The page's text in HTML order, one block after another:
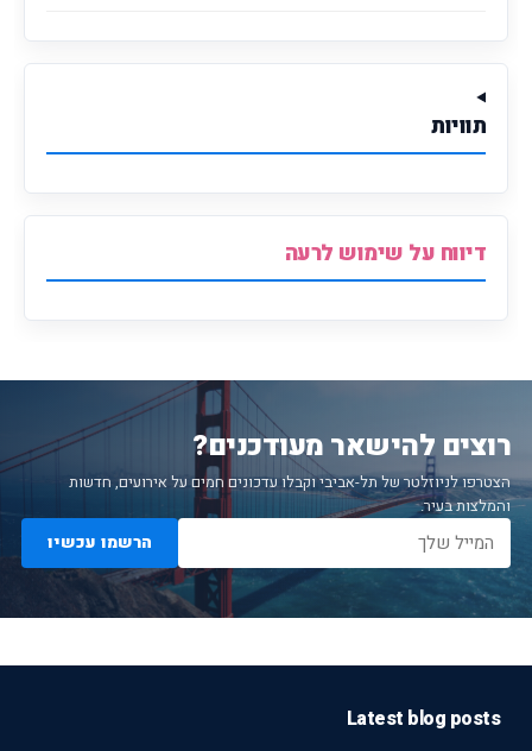
תוויות
דיווח על שימוש לרעה
רוצים להישאר מעודכנים?
הצטרפו לניוזלטר של תל-אביבי וקבלו עדכונים חמים על אירועים, חדשות
והמלצות בעיר.
הרשמו עכשיו
Latest blog posts